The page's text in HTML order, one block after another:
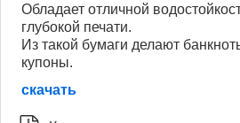
Обладает отличной
глубокой печати.
Из такой бумаги делают
купоны.
скачать